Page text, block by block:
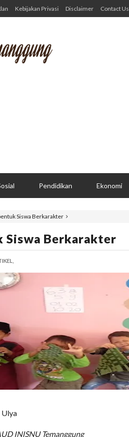
Kebijakan Privasi Disclaimer Contact Us
Pendidikan Ekonomi
Siswa Berkarakter
Siswa Berkarakter
Ulya
INISNU Temanggung